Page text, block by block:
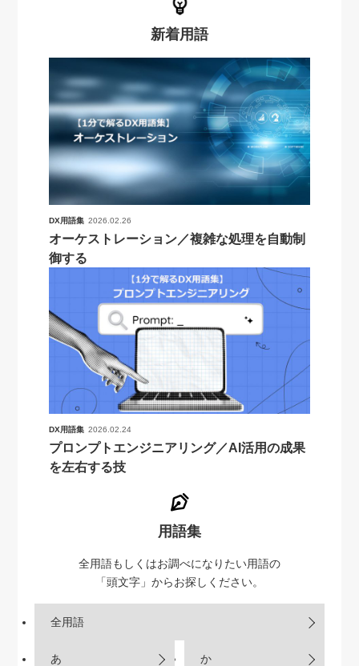
新着用語
DX用語集 2026.02.26
オーケストレーション／複雑な処理を自動制
御する
DX用語集 2026.02.24
プロンプトエンジニアリング／AI活用の成果
を左右する技
用語集
全用語もしくはお調べになりたい用語の
「頭文字」からお探しください。
全用語
あ か